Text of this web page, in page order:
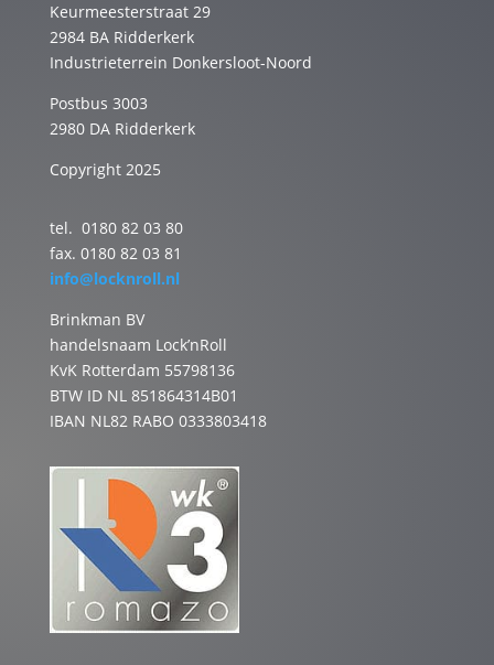
Keurmeesterstraat 29
2984 BA Ridderkerk
Industrieterrein Donkersloot-Noord
Postbus 3003
2980 DA Ridderkerk
Copyright 2025
tel. 0180 82 03 80
fax. 0180 82 03 81
info@locknroll.nl
Brinkman BV
handelsnaam Lock’nRoll
KvK Rotterdam 55798136
BTW ID NL 851864314B01
IBAN NL82 RABO 0333803418